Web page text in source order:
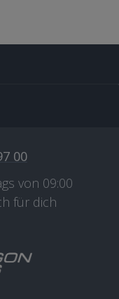
00
von 09:00
für dich